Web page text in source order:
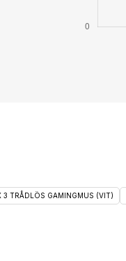
3 TRÅDLÖS GAMINGMUS (VIT)